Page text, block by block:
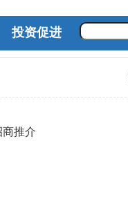
投资促进
推介